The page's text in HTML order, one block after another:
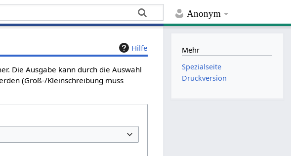
Anonym
Hilfe
Die Ausgabe kann durch die Auswahl
(Groß-/Kleinschreibung muss
Mehr
Spezialseite
Druckversion